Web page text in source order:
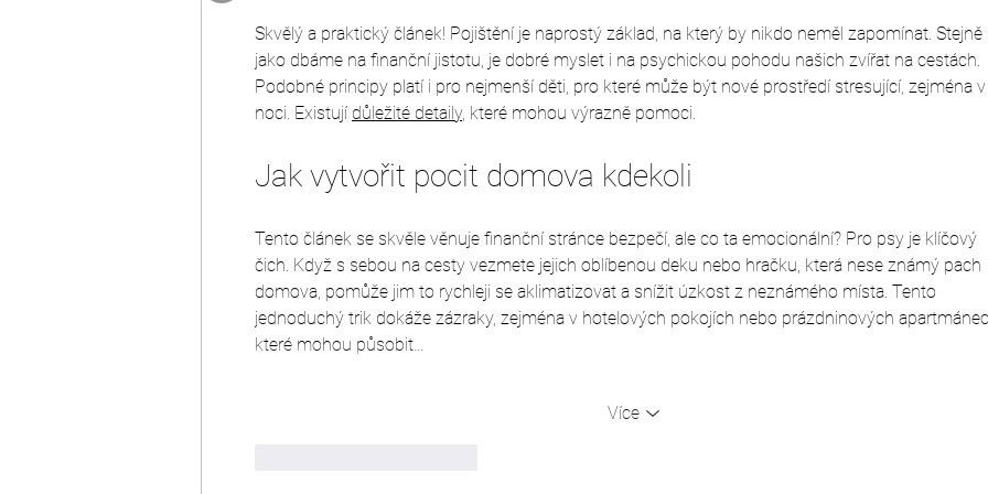
Skvělý a praktický článek! Pojištění je naprostý základ, na který by nikdo neměl zapomínat. Stejně
jako dbáme na finanční jistotu, je dobré myslet i na psychickou pohodu našich zvířat na cestách.
Podobné principy platí i pro nejmenší děti, pro které může být nové prostředí stresující, zejména
noci. Existují důležité detaily, které mohou výrazně pomoci.
Jak vytvořit pocit domova kdekoli
Tento článek se skvěle věnuje finanční stránce bezpečí, ale co ta emocionální? Pro psy je klíčový
čich. Když s sebou na cesty vezmete jejich oblíbenou deku nebo hračku, která nese známý pach
domova, pomůže jim to rychleji se aklimatizovat a snížit úzkost z neznámého místa. Tento
jednoduchý trik dokáže zázraky, zejména v hotelových pokojích nebo prázdninových
které mohou působit…
Více